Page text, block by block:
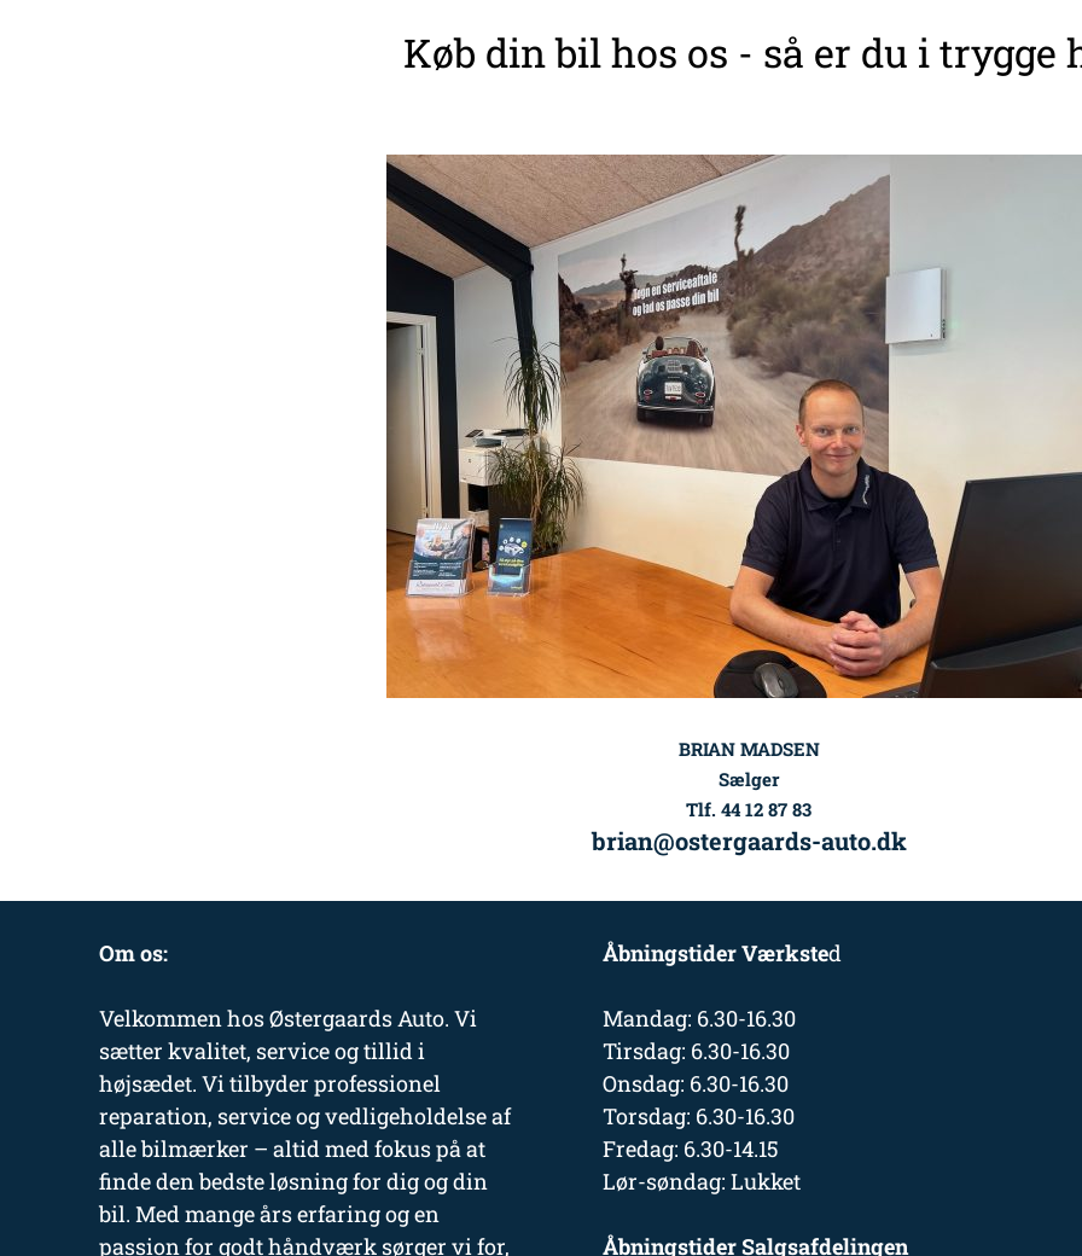
Køb din bil hos os - så er du i trygge
BRIAN MADSEN
Sælger
Tlf. 44 12 87 83
brian@ostergaards-auto.dk
Om os:
Velkommen hos Østergaards Auto. Vi
sætter kvalitet, service og tillid i
højsædet. Vi tilbyder professionel
reparation, service og vedligeholdelse af
alle bilmærker – altid med fokus på at
finde den bedste løsning for dig og din
bil. Med mange års erfaring og en
passion for godt håndværk sørger vi for,
Åbningstider Værksted
Mandag: 6.30-16.30
Tirsdag: 6.30-16.30
Onsdag: 6.30-16.30
Torsdag: 6.30-16.30
Fredag: 6.30-14.15
Lør-søndag: Lukket
Åbningstider Salgsafdelingen